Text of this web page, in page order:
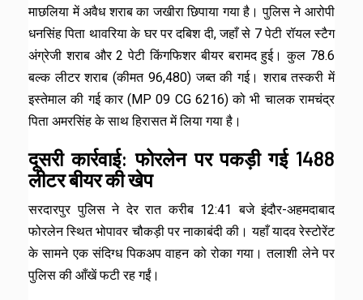
माछलिया में अवैध शराब का जखीरा छिपाया गया है। पुलिस ने आरोपी
धनसिंह पिता थावरिया के घर पर दबिश दी, जहाँ से 7 पेटी रॉयल स्टैग
अंग्रेजी शराब और 2 पेटी किंगफिशर बीयर बरामद हुई। कुल 78.6
बल्क लीटर शराब (कीमत ₹96,480) जब्त की गई। शराब तस्करी में
इस्तेमाल की गई कार (MP 09 CG 6216) को भी चालक रामचंद्र
पिता अमरसिंह के साथ हिरासत में लिया गया है।
दूसरी कार्रवाई: फोरलेन पर पकड़ी गई 1488
लीटर बीयर की खेप
सरदारपुर पुलिस ने देर रात करीब 12:41 बजे इंदौर-अहमदाबाद
फोरलेन स्थित भोपावर चौकड़ी पर नाकाबंदी की। यहाँ यादव रेस्टोरेंट
के सामने एक संदिग्ध पिकअप वाहन को रोका गया। तलाशी लेने पर
पुलिस की आँखें फटी रह गईं।